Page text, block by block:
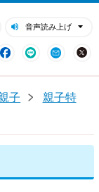
音声読み上げ
Facebook
LINE Mail
子
親子特